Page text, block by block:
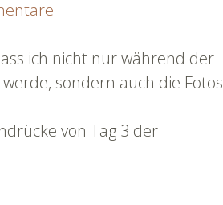
3
Fotos
#flussnoten22
ich nicht nur während der
sondern auch die Fotos
von Tag 3 der